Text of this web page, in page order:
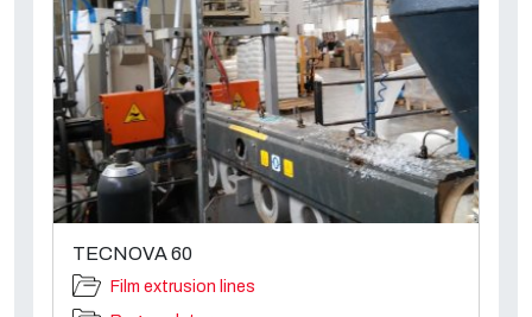
TECNOVA 60
Film extrusion lines